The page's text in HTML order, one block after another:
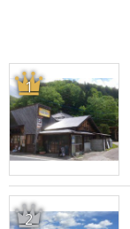
1
2